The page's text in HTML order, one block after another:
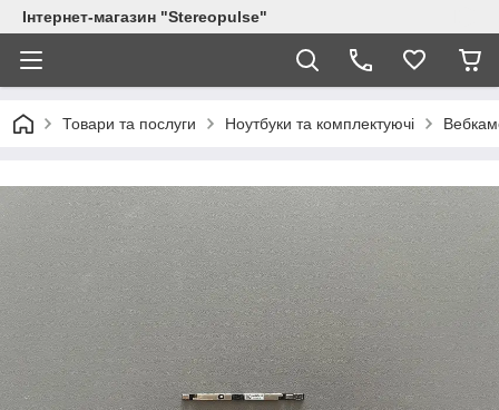
Інтернет-магазин "Stereopulse"
Товари та послуги Ноутбуки та комплектуючі